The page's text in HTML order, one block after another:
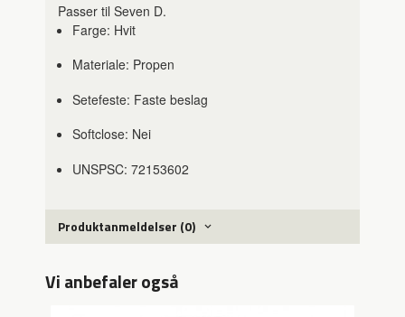
Passer til Seven D.
Farge: Hvit
Materiale: Propen
Setefeste: Faste beslag
Softclose: Nei
UNSPSC: 72153602
Produktanmeldelser (0)
Vi anbefaler også